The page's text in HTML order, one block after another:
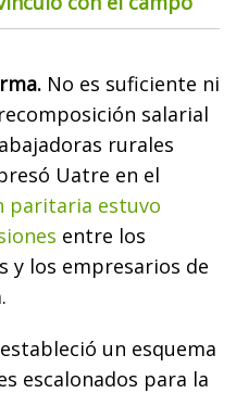
No es suficiente ni
salarial
rurales
Uatre en el
paritaria estuvo
entre los
y los empresarios de
un esquema
escalonados para la